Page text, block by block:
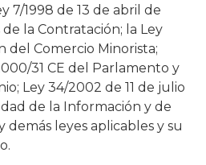
7/1998 de 13 de abril de
la Contratación; la Ley
del Comercio Minorista;
31 CE del Parlamento y
Ley 34/2002 de 11 de julio
de la Información y de
demás leyes aplicables y su